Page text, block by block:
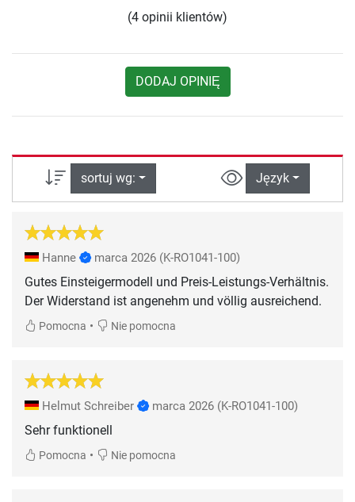
(4 opinii klientów)
DODAJ OPINIĘ
sortuj wg: Język
Hanne marca 2026 (K-RO1041-100)
Gutes Einsteigermodell und Preis-Leistungs-Verhältnis.
Der Widerstand ist angenehm und völlig ausreichend.
Pomocna • Nie pomocna
Helmut Schreiber marca 2026 (K-RO1041-100)
Sehr funktionell
Pomocna • Nie pomocna